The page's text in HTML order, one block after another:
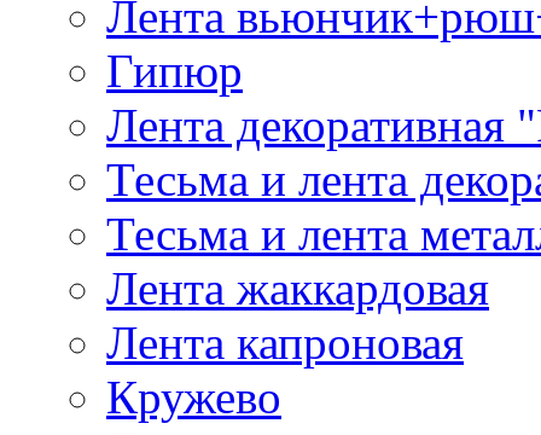
Лента
Гипюр
Лента декоративная
Тесьма и лента
Тесьма и лента
Лента жаккардовая
Лента капроновая
Кружево